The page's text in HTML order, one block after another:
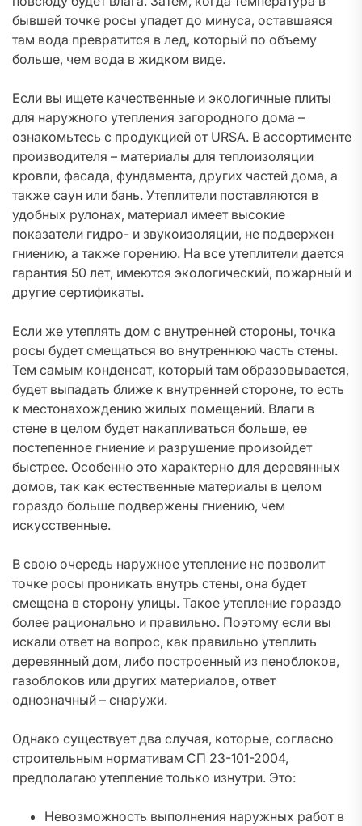
бывшей точке росы упадет до минуса, оставшаяся
там вода превратится в лед, который по объему
больше, чем вода в жидком виде.
Если вы ищете качественные и экологичные плиты
для наружного утепления загородного дома –
ознакомьтесь с продукцией от URSA. В ассортименте
производителя – материалы для теплоизоляции
кровли, фасада, фундамента, других частей дома, а
также саун или бань. Утеплители поставляются в
удобных рулонах, материал имеет высокие
показатели гидро- и звукоизоляции, не подвержен
гниению, а также горению. На все утеплители дается
гарантия 50 лет, имеются экологический, пожарный и
другие сертификаты.
Если же утеплять дом с внутренней стороны, точка
росы будет смещаться во внутреннюю часть стены.
Тем самым конденсат, который там образовывается,
будет выпадать ближе к внутренней стороне, то есть
к местонахождению жилых помещений. Влаги в
стене в целом будет накапливаться больше, ее
постепенное гниение и разрушение произойдет
быстрее. Особенно это характерно для деревянных
домов, так как естественные материалы в целом
гораздо больше подвержены гниению, чем
искусственные.
В свою очередь наружное утепление не позволит
точке росы проникать внутрь стены, она будет
смещена в сторону улицы. Такое утепление гораздо
более рационально и правильно. Поэтому если вы
искали ответ на вопрос, как правильно утеплить
деревянный дом, либо построенный из пеноблоков,
газоблоков или других материалов, ответ
однозначный – снаружи.
Однако существует два случая, которые, согласно
строительным нормативам СП 23-101-2004,
предполагаю утепление только изнутри. Это:
Невозможность выполнения наружных работ в